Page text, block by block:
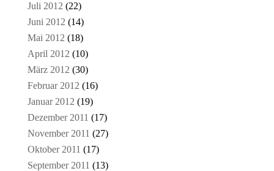
Juli 2012 (22)
Juni 2012 (14)
Mai 2012 (18)
April 2012 (10)
März 2012 (30)
Februar 2012 (16)
Januar 2012 (19)
Dezember 2011 (17)
November 2011 (27)
Oktober 2011 (17)
September 2011 (13)